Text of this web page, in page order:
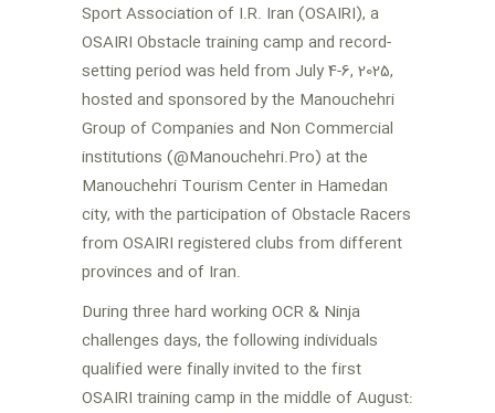
Sport Association of I.R. Iran (OSAIRI), a
OSAIRI Obstacle training camp and record-
setting period was held from July 4-6, 2025,
hosted and sponsored by the Manouchehri
Group of Companies and Non Commercial
institutions (@Manouchehri.Pro) at the
Manouchehri Tourism Center in Hamedan
city, with the participation of Obstacle Racers
from OSAIRI registered clubs from different
provinces and of Iran.
During three hard working OCR & Ninja
challenges days, the following individuals
qualified were finally invited to the first
OSAIRI training camp in the middle of August: